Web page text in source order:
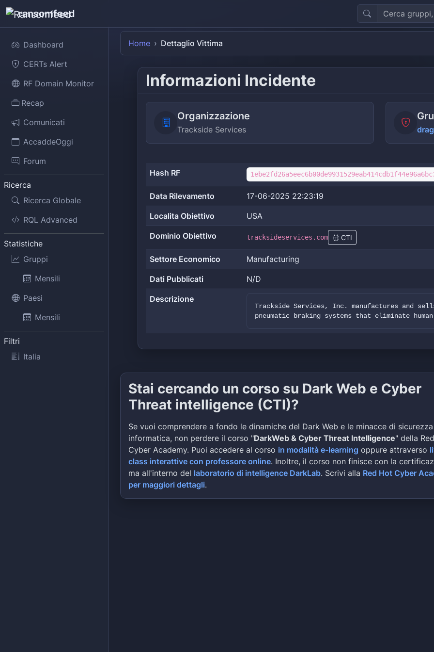
ransomfeed
Dashboard
CERTs Alert
RF Domain Monitor
Recap
Comunicati
AccaddeOggi
Forum
Ricerca
Ricerca Globale
RQL Advanced
Statistiche
Gruppi
Mensili
Paesi
Mensili
Filtri
Italia
Home Dettaglio Vittima
Informazioni Incidente
Organizzazione
Trackside Services
Hash RF
Data Rilevamento 17-06-2025 22:23:19
Localita Obiettivo USA
Dominio Obiettivo tracksideservices.com CTI
Settore Economico Manufacturing
Dati Pubblicati N/D
Descrizione
Trackside Services, Inc. manufactures and
pneumatic braking systems that eliminate
Stai cercando un corso su Dark Web e Cyber
Threat intelligence (CTI)?
Se vuoi comprendere a fondo le dinamiche del Dark Web e le minacce di sicurezza
informatica, non perdere il corso "DarkWeb & Cyber Threat Intelligence" della
Cyber Academy. Puoi accedere al corso in modalità e-learning oppure attraverso
class interattive con professore online. Inoltre, il corso non finisce con la
ma all'interno del laboratorio di intelligence DarkLab. Scrivi alla Red Hot Cyber
per maggiori dettagli.